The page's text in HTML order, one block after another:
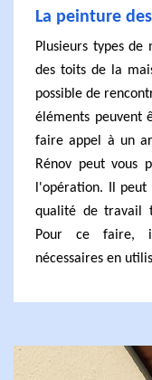
La peinture
Plusieurs types
des toits de la
possible de
éléments peuvent
faire appel à un
Rénov peut vous
l'opération. Il
qualité de travail
Pour ce faire,
nécessaires en